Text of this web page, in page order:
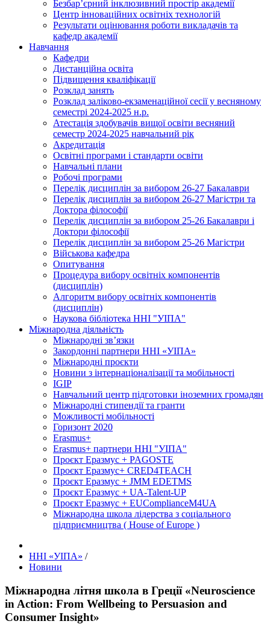
Безбар’єрний інклюзивний простір академії
Центр інноваційних освітніх технологій
Результати оцінювання роботи викладачів та
кафедр академії
Навчання
Кафедри
Дистанційна освіта
Підвищення кваліфікації
Розклад занять
Розклад заліково-екзаменаційної сесії у весняному
семестрі 2024-2025 н.р.
Атестація здобувачів вищої освіти весняний
семестр 2024-2025 навчальний рік
Акредитація
Освітні програми і стандарти освіти
Навчальні плани
Робочі програми
Перелік дисциплін за вибором 26-27 Бакалаври
Перелік дисциплін за вибором 26-27 Магістри та
Доктора філософії
Перелік дисциплін за вибором 25-26 Бакалаври і
Доктори філософії
Перелік дисциплін за вибором 25-26 Магістри
Військова кафедра
Опитування
Процедура вибору освітніх компонентів
(дисциплін)
Алгоритм вибору освітніх компонентів
(дисциплін)
Наукова бібліотека ННІ "УІПА"
Міжнародна діяльність
Міжнародні зв’язки
Закордонні партнери ННІ «УІПА»
Міжнародні проєкти
Новини з інтернаціоналізації та мобільності
IGIP
Навчальний центр підготовки іноземних громадян
Міжнародні стипендії та гранти
Можливості мобільності
Горизонт 2020
Erasmus+
Erasmus+ партнери ННІ "УІПА"
Проєкт Еразмус + PAGOSTE
Проєкт Еразмус+ CRED4TEACH
Проєкт Еразмус + JMM EDETMS
Проєкт Еразмус + UA-Talent-UP
Проєкт Еразмус + EUComplianceM4UA
Міжнародна школа лідерства з соціального
підприємництва ( House of Europe )
ННІ «УІПА» /
Новини
Міжнародна літня школа в Греції «Neuroscience
in Action: From Wellbeing to Persuasion and
Consumer Insight»